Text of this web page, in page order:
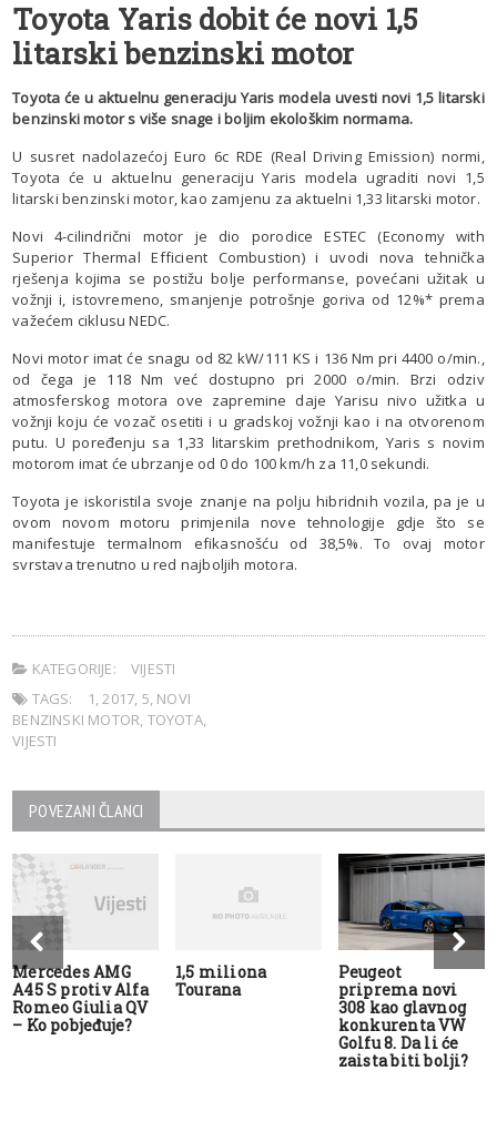
Toyota Yaris dobit će novi 1,5
litarski benzinski motor
Toyota će u aktuelnu generaciju Yaris modela uvesti novi 1,5 litarski
benzinski motor s više snage i boljim ekološkim normama.
U susret nadolazećoj Euro 6c RDE (Real Driving Emission) normi,
Toyota će u aktuelnu generaciju Yaris modela ugraditi novi 1,5
litarski benzinski motor, kao zamjenu za aktuelni 1,33 litarski motor.
Novi 4-cilindrični motor je dio porodice ESTEC (Economy with
Superior Thermal Efficient Combustion) i uvodi nova tehnička
rješenja kojima se postižu bolje performanse, povećani užitak u
vožnji i, istovremeno, smanjenje potrošnje goriva od 12%* prema
važećem ciklusu NEDC.
Novi motor imat će snagu od 82 kW/111 KS i 136 Nm pri 4400 o/min.,
od čega je 118 Nm već dostupno pri 2000 o/min. Brzi odziv
atmosferskog motora ove zapremine daje Yarisu nivo užitka u
vožnji koju će vozač osetiti i u gradskoj vožnji kao i na otvorenom
putu. U poređenju sa 1,33 litarskim prethodnikom, Yaris s novim
motorom imat će ubrzanje od 0 do 100 km/h za 11,0 sekundi.
Toyota je iskoristila svoje znanje na polju hibridnih vozila, pa je u
ovom novom motoru primjenila nove tehnologije gdje što se
manifestuje termalnom efikasnošću od 38,5%. To ovaj motor
svrstava trenutno u red najboljih motora.
KATEGORIJE:
VIJESTI
TAGS:
1 2017 5 NOVI
BENZINSKI MOTOR TOYOTA,
VIJESTI
POVEZANI ČLANCI
Mercedes AMG
A45 S protiv Alfa
Romeo Giulia QV
– Ko pobjeđuje?
1,5 miliona
Tourana
Peugeot
priprema novi
308 kao glavnog
konkurenta VW
Golfu 8. Da li će
zaista biti bolji?